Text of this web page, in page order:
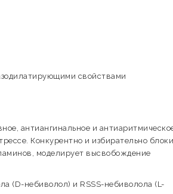
свойствами
антиангинальное и
Конкурентно и избирательно
моделирует высвобождение
(D-небиволол) и RSSS-небиволола (L-